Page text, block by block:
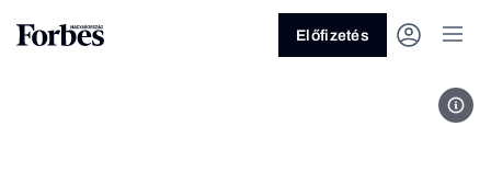
Előfizetés